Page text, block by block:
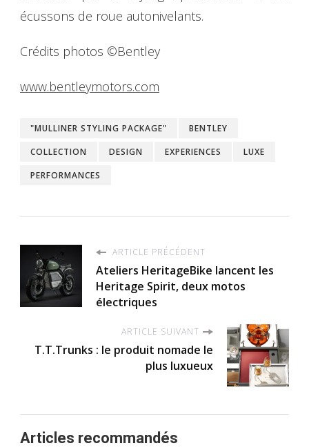
écussons de roue autonivelants.
Crédits photos ©Bentley
www.bentleymotors.com
"MULLINER STYLING PACKAGE"
BENTLEY
COLLECTION
DESIGN EXPERIENCES
LUXE
PERFORMANCES
ARTICLE PRÉCÉDENT
Ateliers HeritageBike lancent les
Heritage Spirit, deux motos
électriques
ARTICLE SUIVANT
T.T.Trunks : le produit nomade le
plus luxueux
Articles recommandés